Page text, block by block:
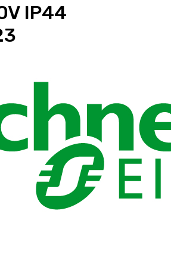
IP44